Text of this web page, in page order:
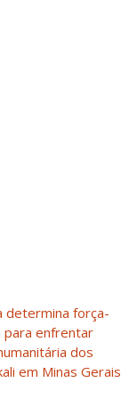
determina força-
para enfrentar
dos
em Minas Gerais